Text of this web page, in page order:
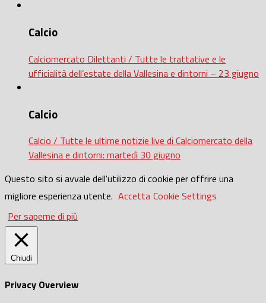
Calcio
Calciomercato Dilettanti / Tutte le trattative e le
ufficialità dell’estate della Vallesina e dintorni – 23 giugno
Calcio
Calcio / Tutte le ultime notizie live di Calciomercato della
Vallesina e dintorni: martedì 30 giugno
Questo sito si avvale dell'utilizzo di cookie per offrire una
migliore esperienza utente. Accetta Cookie Settings
Per saperne di più
Chiudi
Privacy Overview